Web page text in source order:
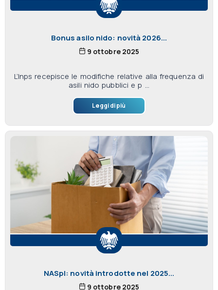
Bonus asilo nido: novità 2026...
9 ottobre 2025
L’Inps recepisce le modifiche relative alla frequenza di
asili nido pubblici e p ...
Leggi di più
NASpI: novità introdotte nel 2025...
9 ottobre 2025